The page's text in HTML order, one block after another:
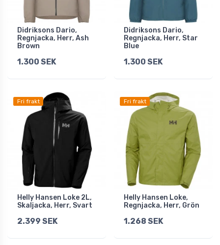
Didriksons Dario,
Regnjacka, Herr, Ash
Brown
1.300 SEK
Didriksons Dario,
Regnjacka, Herr, Star
Blue
1.300 SEK
Fri frakt
Helly Hansen Loke 2L,
Skaljacka, Herr, Svart
2.399 SEK
Fri frakt
Helly Hansen Loke,
Regnjacka, Herr, Grön
1.268 SEK